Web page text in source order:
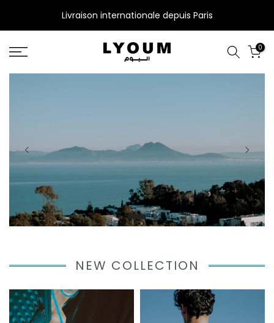
Livraison internationale depuis Paris
0
NEW COLLECTION